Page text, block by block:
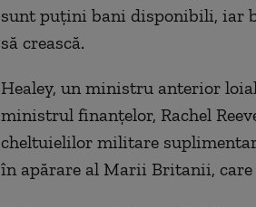
sunt puţini bani disponibili, iar
să crească.
Healey, un ministru anterior
ministrul finanţelor, Rachel
cheltuielilor militare
în apărare al Marii Britanii,